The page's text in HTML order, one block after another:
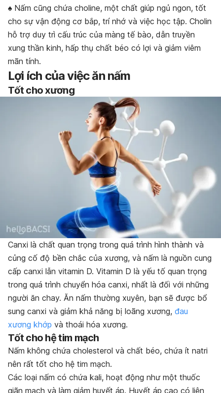
♠ Nấm cũng chứa choline, một chất giúp ngủ ngon, tốt
cho sự vận động cơ bắp, trí nhớ và việc học tập. Cholin
hỗ trợ duy trì cấu trúc của màng tế bào, dẫn truyền
xung thần kinh, hấp thụ chất béo có lợi và giảm viêm
mãn tính.
Lợi ích của việc ăn nấm
Tốt cho xương
Canxi là chất quan trọng trong quá trình hình thành và
củng cố độ bền chắc của xương, và nấm là nguồn cung
cấp canxi lẫn vitamin D. Vitamin D là yếu tố quan trọng
trong quá trình chuyển hóa canxi, nhất là đối với những
người ăn chay. Ăn nấm thường xuyên, bạn sẽ được bổ
sung canxi và giảm khả năng bị loãng xương, đau
xương khớp và thoái hóa xương.
Tốt cho hệ tim mạch
Nấm không chứa cholesterol và chất béo, chứa ít natri
nên rất tốt cho hệ tim mạch.
Các loại nấm có chứa kali, hoạt động như một thuốc
giãn mạch và làm giảm huyết áp. Huyết áp cao có liên